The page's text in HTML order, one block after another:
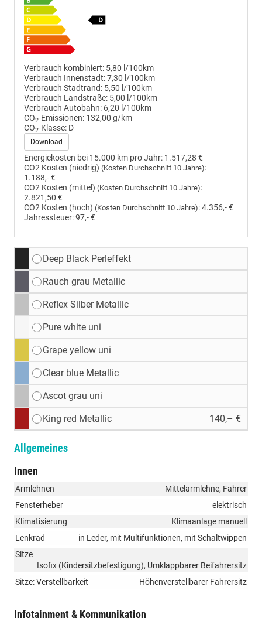
Verbrauch kombiniert: 5,80 l/100km
Verbrauch Innenstadt:7,30 l/100km
Verbrauch Stadtrand: 5,50 l/100km
Verbrauch Landstraße: 5,00 l/100km
Verbrauch Autobahn: 6,20 l/100km
CO2-Emissionen: 132,00 g/km
CO2-Klasse: D
Download
Energiekosten bei 15.000 km pro Jahr: 1.517,28 €
CO2 Kosten (niedrig) (Kosten Durchschnitt 10 Jahre):
1.188,- €
CO2 Kosten (mittel) (Kosten Durchschnitt 10 Jahre):
2.821,50 €
CO2 Kosten (hoch) (Kosten Durchschnitt 10 Jahre):4.356,- €
Jahressteuer:97,- €
Deep Black Perleffekt
Rauch grau Metallic
Reflex Silber Metallic
Pure white uni
Grape yellow uni
Clear blue Metallic
Ascot grau uni
King red Metallic 140,– €
Allgemeines
Innen
Armlehnen
Mittelarmlehne, Fahrer
Fensterheber
elektrisch
Klimatisierung
Klimaanlage manuell
Lenkrad
in Leder, mit Multifunktionen, mit Schaltwippen
Sitze
Isofix (Kindersitzbefestigung), Umklappbarer Beifahrersitz
Sitze: Verstellbarkeit
Höhenverstellbarer Fahrersitz
Infotainment & Kommunikation